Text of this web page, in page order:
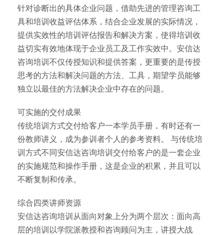
针对诊断出的具体企业问题，借助先进的管理咨询工
具和培训收益评估体系，结合企业发展的实际情况，
提供实效性的培训评估报告和解决方案，使得培训收
益切实有效地体现于企业员工及工作实效中。安信达
咨询培训不仅传授知识和提供答案，更重要的是传授
思考的方法和解决问题的方法、工具，期望学员能够
独立以最佳的方法解决企业中存在的问题。
可实施的交付成果
传统培训方式交付给客户一本学员手册，有时还有一
份教师讲义，成为参训者个人的参考资料。 与传统培
训方式不同安信达咨询培训交付给客户的是一套企业
的实施规范和操作手册，这是企业的积累，并且可以
不断复制和传承。
综合四类讲师资源
安信达咨询培训从面向对象上分为两个层次：面向高
层的培训以学院派教授和咨询顾问为主，讲授大战